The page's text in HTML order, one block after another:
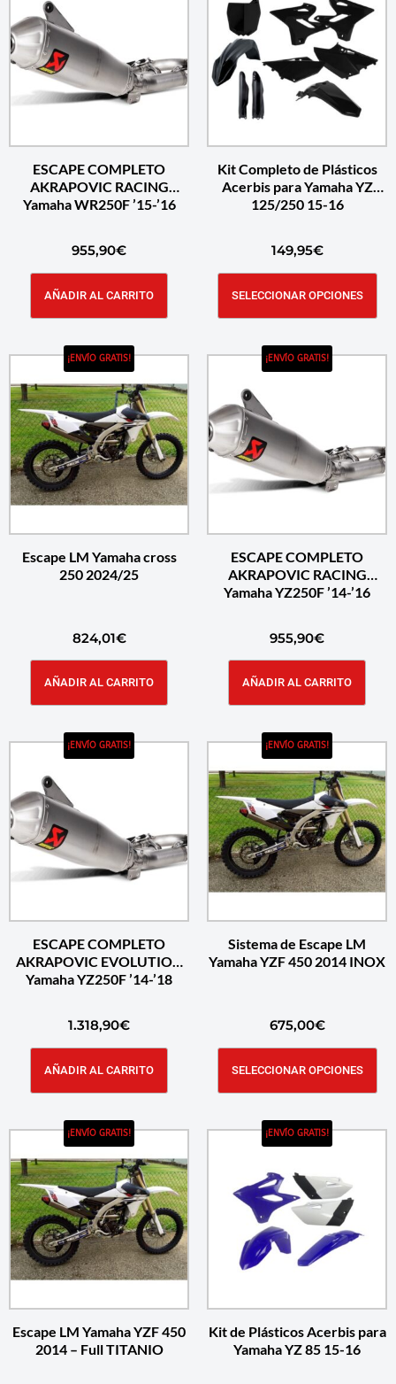
ESCAPE COMPLETO
AKRAPOVIC RACING
Yamaha WR250F ’15-’16
955,90€
AÑADIR AL CARRITO
Kit Completo de Plásticos
Acerbis para Yamaha YZ
125/250 15-16
149,95€
SELECCIONAR OPCIONES
¡ENVÍO GRATIS!
Escape LM Yamaha cross
250 2024/25
824,01€
AÑADIR AL CARRITO
¡ENVÍO GRATIS!
ESCAPE COMPLETO
AKRAPOVIC RACING
Yamaha YZ250F ’14-’16
955,90€
AÑADIR AL CARRITO
¡ENVÍO GRATIS!
ESCAPE COMPLETO
AKRAPOVIC EVOLUTION
Yamaha YZ250F ’14-’18
1.318,90€
AÑADIR AL CARRITO
¡ENVÍO GRATIS!
Sistema de Escape LM
Yamaha YZF 450 2014 INOX
675,00€
SELECCIONAR OPCIONES
¡ENVÍO GRATIS!
Escape LM Yamaha YZF 450
2014 – Full TITANIO
¡ENVÍO GRATIS!
Kit de Plásticos Acerbis para
Yamaha YZ 85 15-16